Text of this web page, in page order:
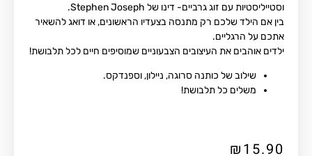
וסטייליסטיות עם זוג גרביים- דינו של Stephen Joseph.
בין אם הילד שלכם רק מתנסה בצעדיו הראשונים, או דואג להשאיר
אתכם על הרגליים.
ילדים אוהבים את העיצובים הצבעוניים שמוסיפים חיים לכל תלבושת!
שילוב של כותנה סרוגה, ניילון, וספנדקס.
משלים כל תלבושת!
₪15.90